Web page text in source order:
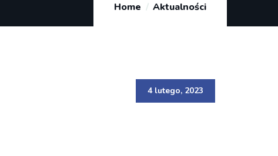
Home Aktualności
4 lutego, 2023